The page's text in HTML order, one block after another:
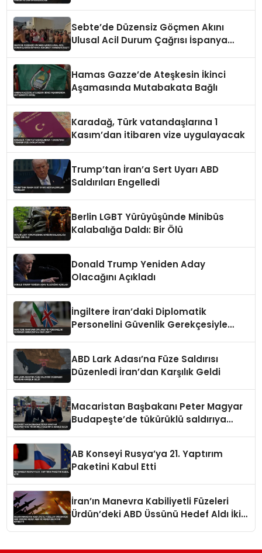
Sebte’de Düzensiz Göçmen Akını
Ulusal Acil Durum Çağrısı İspanya
Hamas Gazze’de Ateşkesin İkinci
Aşamasında Mutabakata Bağlı
Karadağ, Türk vatandaşlarına 1
Kasım’dan itibaren vize uygulayacak
Trump’tan İran’a Sert Uyarı ABD
Saldırıları Engelledi
Berlin LGBT Yürüyüşünde Minibüs
Kalabalığa Daldı: Bir Ölü
Donald Trump Yeniden Aday
Olacağını Açıkladı
İngiltere İran’daki Diplomatik
Personelini Güvenlik Gerekçesiyle
ABD Lark Adası’na Füze Saldırısı
Düzenledi İran’dan Karşılık Geldi
Macaristan Başbakanı Peter Magyar
Budapeşte’de tükürüklü saldırıya
AB Konseyi Rusya’ya 21. Yaptırım
Paketini Kabul Etti
İran’ın Manevra Kabiliyetli Füzeleri
Ürdün’deki ABD Üssünü Hedef Aldı İki